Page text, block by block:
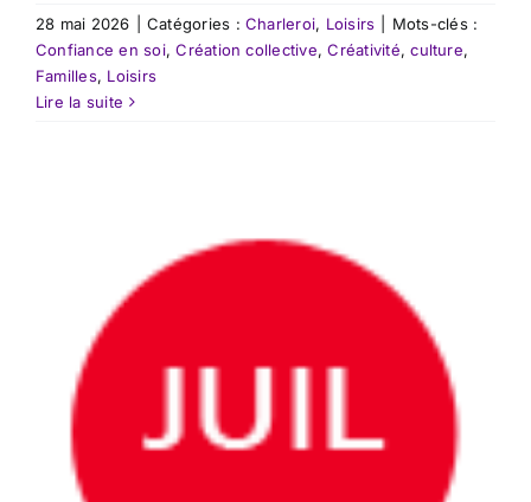
28 mai 2026 Catégories :Charleroi, Loisirs
Mots-clés :
Confiance en soi,Création collective,Créativité,culture,
Familles, Loisirs
Lire la suite